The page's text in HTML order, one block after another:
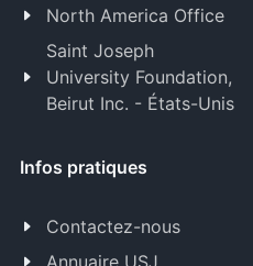
North America Office
Saint Joseph
University Foundation,
Beirut Inc. - États-Unis
Infos pratiques
Contactez-nous
Annuaire USJ